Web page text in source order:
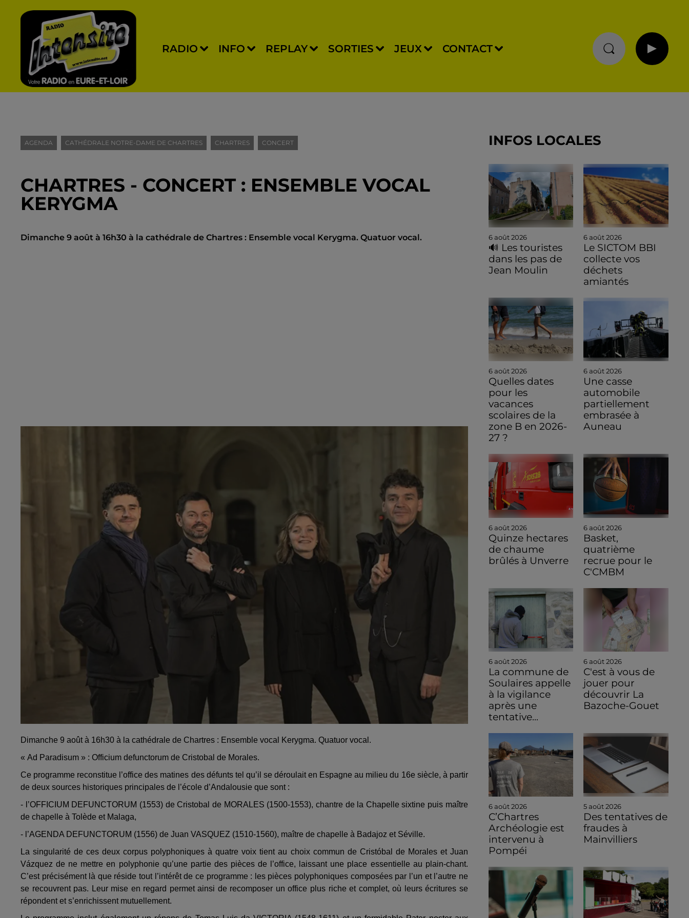
RADIO INFO REPLAY SORTIES JEUX CONTACT
AGENDA CATHÉDRALE NOTRE-DAME DE CHARTRES CHARTRES CONCERT
CHARTRES - CONCERT : ENSEMBLE VOCAL
KERYGMA
Dimanche 9 août à 16h30 à la cathédrale de Chartres : Ensemble vocal Kerygma. Quatuor vocal.
Dimanche 9 août à 16h30 à la cathédrale de Chartres : Ensemble vocal Kerygma. Quatuor vocal.
« Ad Paradisum » : Officium defunctorum de Cristobal de Morales.
Ce programme reconstitue l’office des matines des défunts tel qu’il se déroulait en Espagne au milieu du 16e siècle, à partir
de deux sources historiques principales de l’école d’Andalousie que sont :
- l’OFFICIUM DEFUNCTORUM (1553) de Cristobal de MORALES (1500-1553), chantre de la Chapelle sixtine puis maître
de chapelle à Tolède et Malaga,
- l’AGENDA DEFUNCTORUM (1556) de Juan VASQUEZ (1510-1560), maître de chapelle à Badajoz et Séville.
La singularité de ces deux corpus polyphoniques à quatre voix tient au choix commun de Cristóbal de Morales et Juan
Vázquez de ne mettre en polyphonie qu’une partie des pièces de l’office, laissant une place essentielle au plain-chant.
C’est précisément là que réside tout l’intérêt de ce programme : les pièces polyphoniques composées par l’un et l’autre ne
se recouvrent pas. Leur mise en regard permet ainsi de recomposer un office plus riche et complet, où leurs écritures se
répondent et s’enrichissent mutuellement.
INFOS LOCALES
6 août 2026
🔊 Les touristes
dans les pas de
Jean Moulin
6 août 2026
Le SICTOM BBI
collecte vos
déchets
amiantés
6 août 2026
Quelles dates
pour les
vacances
scolaires de la
zone B en 2026-
27 ?
6 août 2026
Une casse
automobile
partiellement
embrasée à
Auneau
6 août 2026
Quinze hectares
de chaume
brûlés à Unverre
6 août 2026
Basket,
quatrième
recrue pour le
C'CMBM
6 août 2026
La commune de
Soulaires appelle
à la vigilance
après une
tentative...
6 août 2026
C'est à vous de
jouer pour
découvrir La
Bazoche-Gouet
6 août 2026
C’Chartres
Archéologie est
intervenu à
Pompéi
5 août 2026
Des tentatives de
fraudes à
Mainvilliers